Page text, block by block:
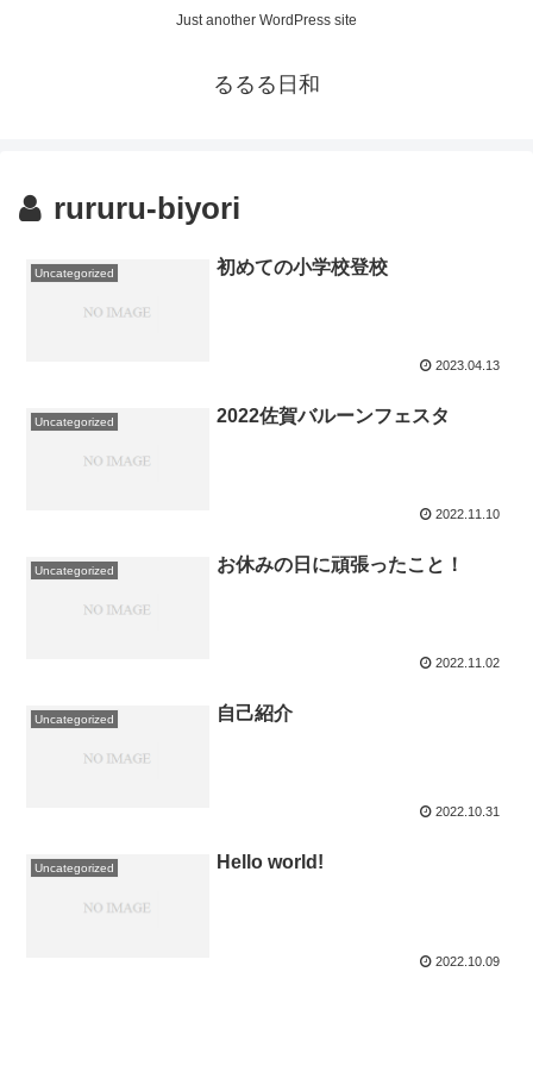
Just another WordPress site
るるる日和
rururu-biyori
Uncategorized 初めての小学校登校
2023.04.13
Uncategorized 2022佐賀バルーンフェスタ
2022.11.10
Uncategorized お休みの日に頑張ったこと！
2022.11.02
Uncategorized 自己紹介
2022.10.31
Uncategorized Hello world!
2022.10.09